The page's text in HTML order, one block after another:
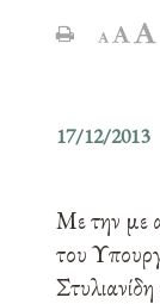
17/12/2013
Με την με
του